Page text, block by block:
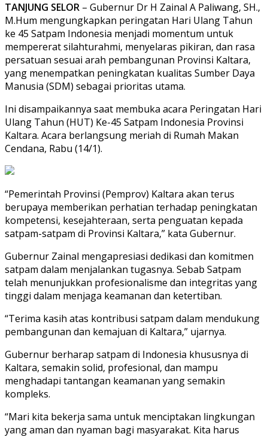
TANJUNG SELOR – Gubernur Dr H Zainal A Paliwang, SH.,
M.Hum mengungkapkan peringatan Hari Ulang Tahun
ke 45 Satpam Indonesia menjadi momentum untuk
mempererat silahturahmi, menyelaras pikiran, dan rasa
persatuan sesuai arah pembangunan Provinsi Kaltara,
yang menempatkan peningkatan kualitas Sumber Daya
Manusia (SDM) sebagai prioritas utama.
Ini disampaikannya saat membuka acara Peringatan Hari
Ulang Tahun (HUT) Ke-45 Satpam Indonesia Provinsi
Kaltara. Acara berlangsung meriah di Rumah Makan
Cendana, Rabu (14/1).
“Pemerintah Provinsi (Pemprov) Kaltara akan terus
berupaya memberikan perhatian terhadap peningkatan
kompetensi, kesejahteraan, serta penguatan kepada
satpam-satpam di Provinsi Kaltara,” kata Gubernur.
Gubernur Zainal mengapresiasi dedikasi dan komitmen
satpam dalam menjalankan tugasnya. Sebab Satpam
telah menunjukkan profesionalisme dan integritas yang
tinggi dalam menjaga keamanan dan ketertiban.
“Terima kasih atas kontribusi satpam dalam mendukung
pembangunan dan kemajuan di Kaltara,” ujarnya.
Gubernur berharap satpam di Indonesia khususnya di
Kaltara, semakin solid, profesional, dan mampu
menghadapi tantangan keamanan yang semakin
kompleks.
“Mari kita bekerja sama untuk menciptakan lingkungan
yang aman dan nyaman bagi masyarakat. Kita harus